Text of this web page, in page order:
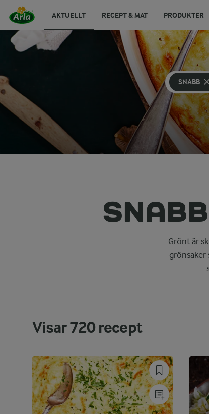
AKTUELLT RECEPT & MAT PRODUKTER
SNABB
Grönt är
grönsaker
Visar720 recept